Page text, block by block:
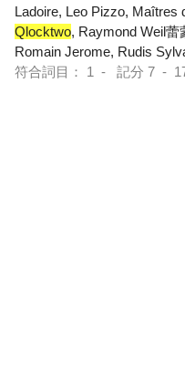
Ladoire, Leo Pizzo, Maîtres
Qlocktwo, Raymond Weil
Romain Jerome, Rudis
符合詞目： 1 - 記分 7 -